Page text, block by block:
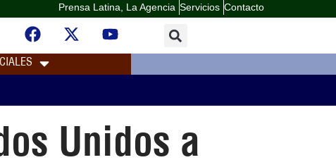
Prensa Latina, La Agencia Servicios Contacto
Unidos a